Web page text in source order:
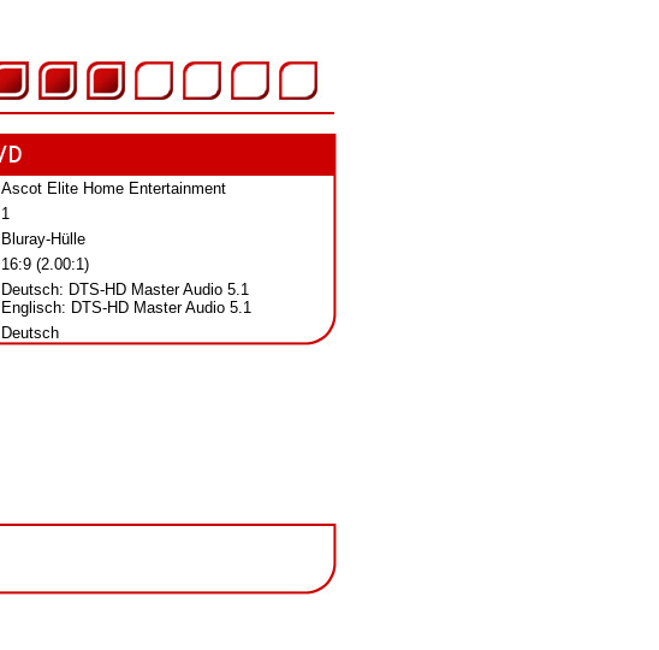
Ascot Elite Home Entertainment
1
Bluray-Hülle
16:9 (2.00:1)
Deutsch: DTS-HD Master Audio 5.1
Englisch: DTS-HD Master Audio 5.1
Deutsch